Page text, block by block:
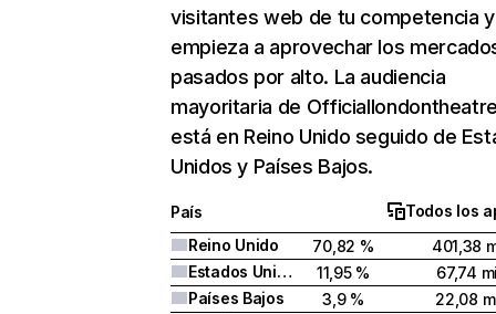
visitantes web de tu competencia y
empieza a aprovechar los
pasados por alto. La audiencia
mayoritaria de
está en Reino Unido seguido de
Unidos y Países Bajos.
País
Todos los
Reino Unido
70,82 %
401,38
Estados Unidos
11,95 %
67,74
Países Bajos
3,9 %
22,08